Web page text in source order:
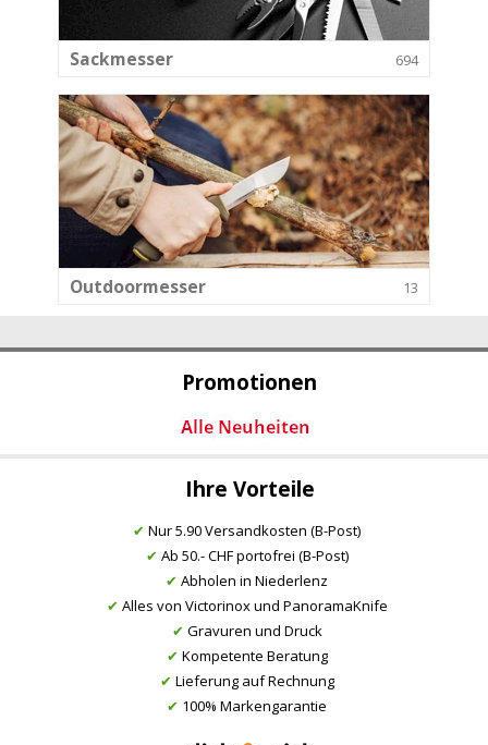
Promotionen
Ihre Vorteile
✔ Nur 5.90 Versandkosten (B-Post)
✔ Ab 50.- CHF portofrei (B-Post)
✔ Abholen in Niederlenz
✔ Alles von Victorinox und PanoramaKnife
✔ Gravuren und Druck
✔ Kompetente Beratung
✔ Lieferung auf Rechnung
✔ 100% Markengarantie
Sackmesser 694
Outdoormesser 13